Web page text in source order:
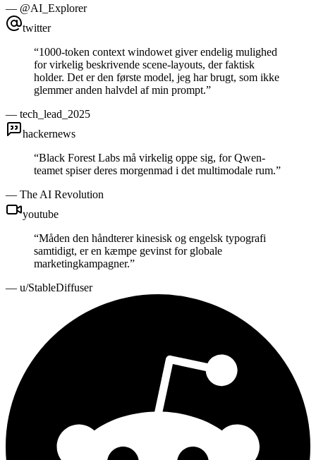
— @AI_Explorer
twitter
“1000-token context windowet giver endelig mulighed
for virkelig beskrivende scene-layouts, der faktisk
holder. Det er den første model, jeg har brugt, som ikke
glemmer anden halvdel af min prompt.”
— tech_lead_2025
hackernews
“Black Forest Labs må virkelig oppe sig, for Qwen-
teamet spiser deres morgenmad i det multimodale rum.”
— The AI Revolution
youtube
“Måden den håndterer kinesisk og engelsk typografi
samtidigt, er en kæmpe gevinst for globale
marketingkampagner.”
— u/StableDiffuser